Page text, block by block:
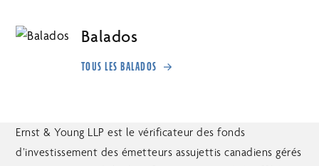
Balados
TOUS LES BALADOS
Ernst & Young LLP est le vérificateur des fonds
d’investissement des émetteurs assujettis canadiens gérés